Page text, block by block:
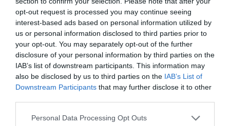
opt-out request is processed you may continue seeing
interest-based ads based on personal information utilized by
us or personal information disclosed to third parties prior to
your opt-out. You may separately opt-out of the further
disclosure of your personal information by third parties on the
IAB’s list of downstream participants. This information may
also be disclosed by us to third parties on the IAB’s List of
Downstream Participants that may further disclose it to other
Personal Data Processing Opt Outs
La industria opina
Benito Pérez-González
Tokio 2020: millones de dólares y de ilusiones mantienen vivos los
Juegos, a pesar de la oposición